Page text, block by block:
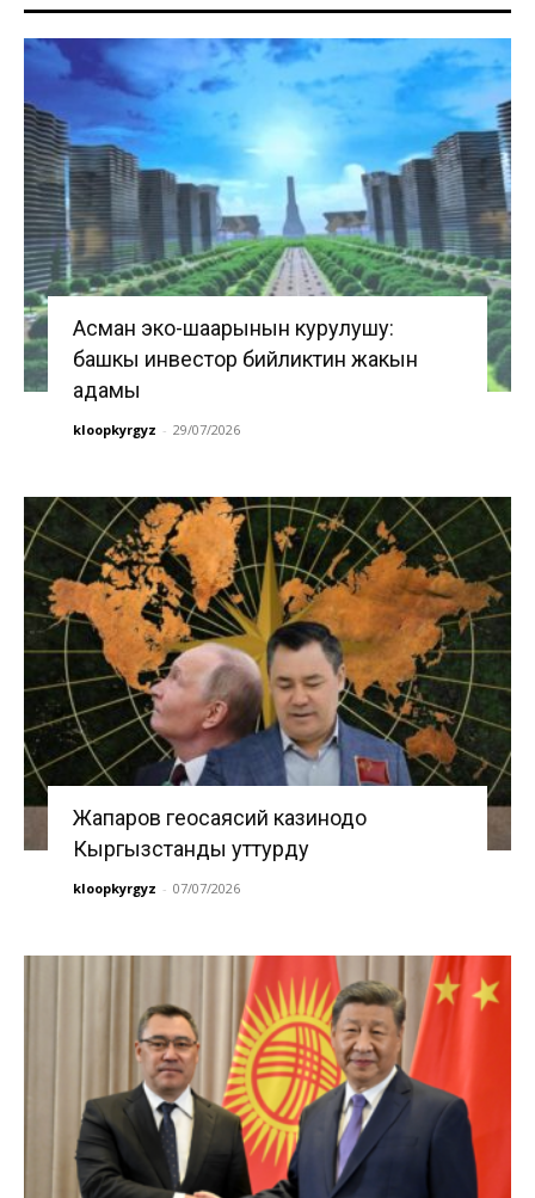
Асман эко-шаарынын курулушу:
башкы инвестор бийликтин жакын
адамы
kloopkyrgyz - 29/07/2026
Жапаров геосаясий казинодо
Кыргызстанды уттурду
kloopkyrgyz - 07/07/2026